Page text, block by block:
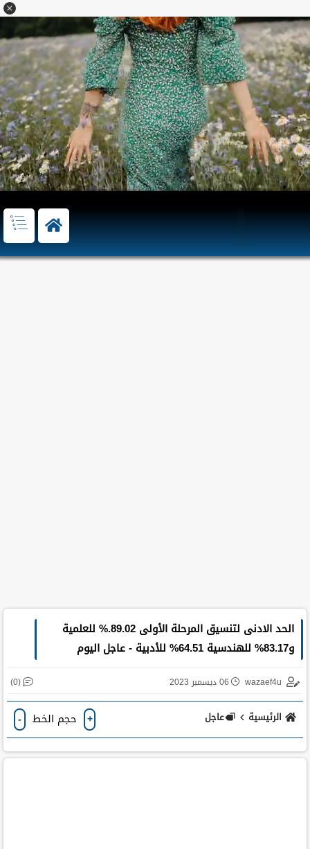
الحد الادنى لتنسيق المرحلة الأولى 89.02.% للعلمية
و83.17% للهندسية 64.51% للأدبية - عاجل اليوم
wazaef4u 06 ديسمبر 2023 (0)
الرئيسية عاجل + حجم الخط -